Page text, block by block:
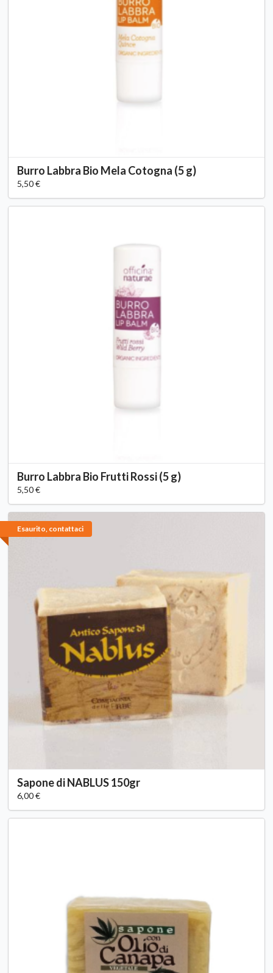
Burro Labbra Bio Mela Cotogna (5 g)
5,50 €
Burro Labbra Bio Frutti Rossi (5 g)
5,50 €
Esaurito, contattaci
Sapone di NABLUS 150gr
6,00 €